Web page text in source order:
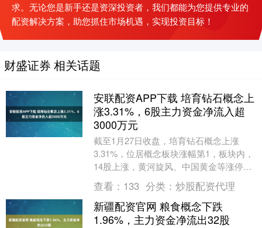
求。无论您是新手还是资深投资者，我们都能为您提供专业的
配资解决方案，助您抓住市场机遇，实现投资目标！
财盛证券 相关话题
安联配资APP下载 培育钻石概念上
涨3.31%，6股主力资金净流入超
3000万元
截至1月27日收盘，培育钻石概念上涨
3.31%，位居概念板块涨幅第1，板块内，
14股上涨，黄河旋风、中国黄金等涨停，
四方达、惠丰钻石、力量钻石等涨幅居
前，分别上....
查看： 133 分类： 炒股配资代理
新疆配资官网 粮食概念下跌
1.96%，主力资金净流出32股